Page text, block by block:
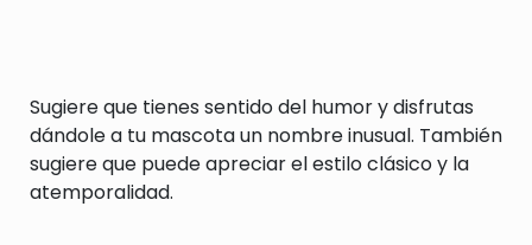
Sugiere que tienes sentido del humor y disfrutas
dándole a tu mascota un nombre inusual. También
sugiere que puede apreciar el estilo clásico y la
atemporalidad.